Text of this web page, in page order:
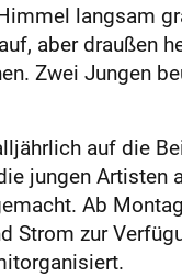
langsam
aber draußen
Zwei Jungen
auf die
jungen Artisten
Ab
Strom zur